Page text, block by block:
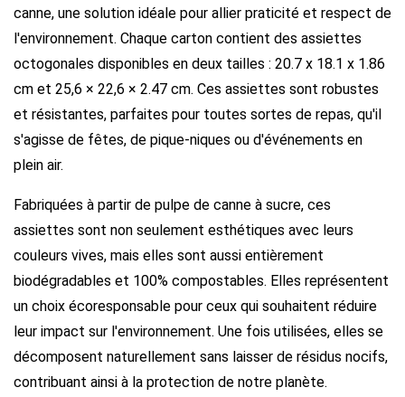
canne, une solution idéale pour allier praticité et respect de
l'environnement. Chaque carton contient des assiettes
octogonales disponibles en deux tailles : 20.7 x 18.1 x 1.86
cm et 25,6 × 22,6 × 2.47 cm. Ces assiettes sont robustes
et résistantes, parfaites pour toutes sortes de repas, qu'il
s'agisse de fêtes, de pique-niques ou d'événements en
plein air.
Fabriquées à partir de pulpe de canne à sucre, ces
assiettes sont non seulement esthétiques avec leurs
couleurs vives, mais elles sont aussi entièrement
biodégradables et 100% compostables. Elles représentent
un choix écoresponsable pour ceux qui souhaitent réduire
leur impact sur l'environnement. Une fois utilisées, elles se
décomposent naturellement sans laisser de résidus nocifs,
contribuant ainsi à la protection de notre planète.